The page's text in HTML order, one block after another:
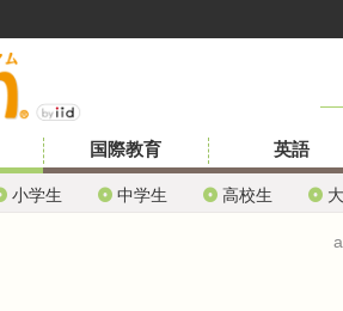
小学生 中学生 高校生
国際教育 英語